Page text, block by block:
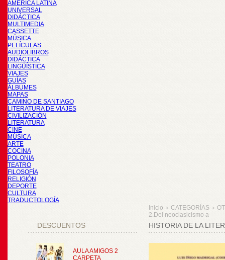
AMÉRICA LATINA
UNIVERSAL
DIDÁCTICA
MULTIMEDIA
CASSETTE
MÚSICA
PELÍCULAS
AUDIOLIBROS
DIDÁCTICA
LINGÜÍSTICA
VIAJES
GUÍAS
ÁLBUMES
MAPAS
CAMINO DE SANTIAGO
LITERATURA DE VIAJES
CIVILIZACIÓN
LITERATURA
CINE
MÚSICA
ARTE
COCINA
POLONIA
TEATRO
FILOSOFÍA
RELIGIÓN
DEPORTE
CULTURA
TRADUCTOLOGÍA
DESCUENTOS
AULA AMIGOS 2
CARPETA
Inicio > CATEGORÍAS >
2.Del neoclasicismo a
HISTORIA DE LA